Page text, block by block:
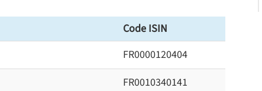
Code ISIN
FR0000120404
FR0010340141